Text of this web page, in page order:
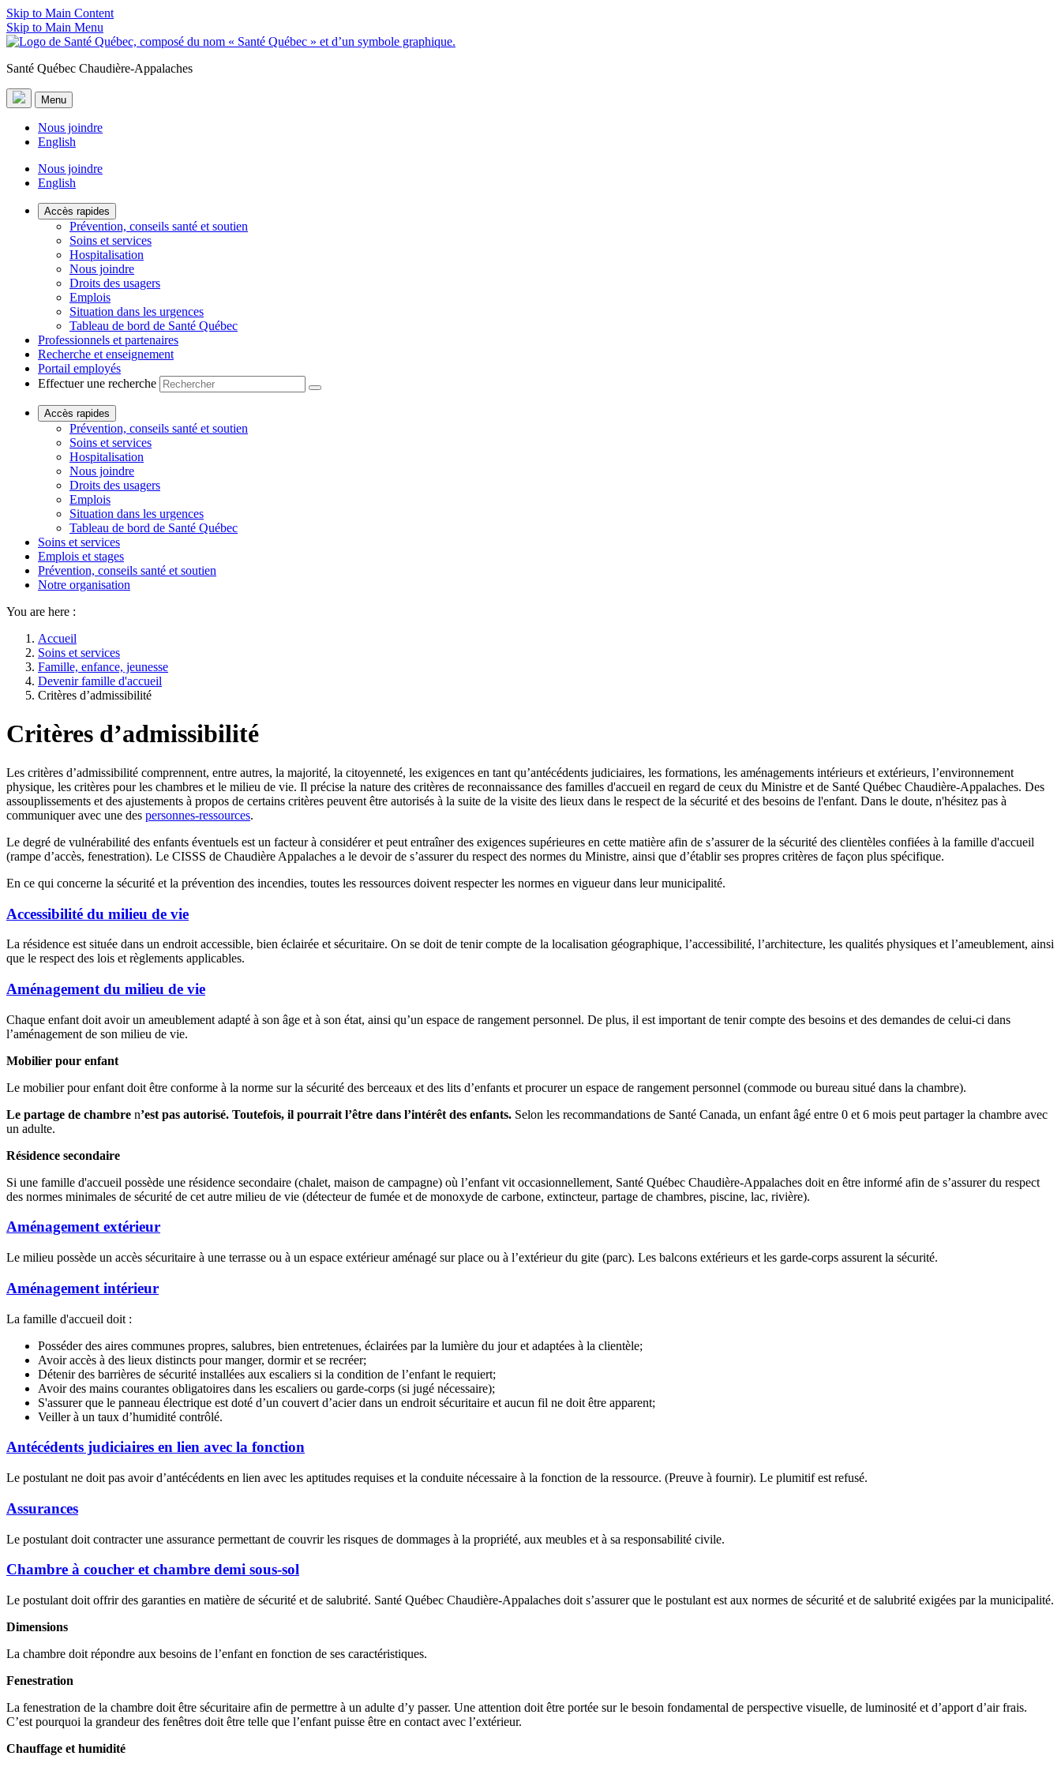
Skip to Main Content
Skip to Main Menu
Santé Québec Chaudière-Appalaches
Menu
Nous joindre
English
Nous joindre
English
Accès rapides
Prévention, conseils santé et soutien
Soins et services
Hospitalisation
Nous joindre
Droits des usagers
Emplois
Situation dans les urgences
Tableau de bord de Santé Québec
Professionnels et partenaires
Recherche et enseignement
Portail employés
Effectuer une recherche
Accès rapides
Prévention, conseils santé et soutien
Soins et services
Hospitalisation
Nous joindre
Droits des usagers
Emplois
Situation dans les urgences
Tableau de bord de Santé Québec
Soins et services
Emplois et stages
Prévention, conseils santé et soutien
Notre organisation
You are here :
Accueil
Soins et services
Famille, enfance, jeunesse
Devenir famille d'accueil
Critères d’admissibilité
Critères d’admissibilité
Les critères d’admissibilité comprennent, entre autres, la majorité, la citoyenneté, les exigences en tant qu’antécédents judiciaires, les formations, les aménagements intérieurs et extérieurs, l’environnement
physique, les critères pour les chambres et le milieu de vie. Il précise la nature des critères de reconnaissance des familles d'accueil en regard de ceux du Ministre et de Santé Québec Chaudière-Appalaches. Des
assouplissements et des ajustements à propos de certains critères peuvent être autorisés à la suite de la visite des lieux dans le respect de la sécurité et des besoins de l'enfant. Dans le doute, n'hésitez pas à
communiquer avec une des personnes-ressources.
Le degré de vulnérabilité des enfants éventuels est un facteur à considérer et peut entraîner des exigences supérieures en cette matière afin de s’assurer de la sécurité des clientèles confiées à la famille d'accueil
(rampe d’accès, fenestration). Le CISSS de Chaudière Appalaches a le devoir de s’assurer du respect des normes du Ministre, ainsi que d’établir ses propres critères de façon plus spécifique.
En ce qui concerne la sécurité et la prévention des incendies, toutes les ressources doivent respecter les normes en vigueur dans leur municipalité.
Accessibilité du milieu de vie
La résidence est située dans un endroit accessible, bien éclairée et sécuritaire. On se doit de tenir compte de la localisation géographique, l’accessibilité, l’architecture, les qualités physiques et l’ameublement, ainsi
que le respect des lois et règlements applicables.
Aménagement du milieu de vie
Chaque enfant doit avoir un ameublement adapté à son âge et à son état, ainsi qu’un espace de rangement personnel. De plus, il est important de tenir compte des besoins et des demandes de celui-ci dans
l’aménagement de son milieu de vie.
Mobilier pour enfant
Le mobilier pour enfant doit être conforme à la norme sur la sécurité des berceaux et des lits d’enfants et procurer un espace de rangement personnel (commode ou bureau situé dans la chambre).
Le partage de chambre n’est pas autorisé. Toutefois, il pourrait l’être dans l’intérêt des enfants. Selon les recommandations de Santé Canada, un enfant âgé entre 0 et 6 mois peut partager la chambre avec
un adulte.
Résidence secondaire
Si une famille d'accueil possède une résidence secondaire (chalet, maison de campagne) où l’enfant vit occasionnellement, Santé Québec Chaudière-Appalaches doit en être informé afin de s’assurer du respect
des normes minimales de sécurité de cet autre milieu de vie (détecteur de fumée et de monoxyde de carbone, extincteur, partage de chambres, piscine, lac, rivière).
Aménagement extérieur
Le milieu possède un accès sécuritaire à une terrasse ou à un espace extérieur aménagé sur place ou à l’extérieur du gite (parc). Les balcons extérieurs et les garde-corps assurent la sécurité.
Aménagement intérieur
La famille d'accueil doit :
Posséder des aires communes propres, salubres, bien entretenues, éclairées par la lumière du jour et adaptées à la clientèle;
Avoir accès à des lieux distincts pour manger, dormir et se recréer;
Détenir des barrières de sécurité installées aux escaliers si la condition de l’enfant le requiert;
Avoir des mains courantes obligatoires dans les escaliers ou garde-corps (si jugé nécessaire);
S'assurer que le panneau électrique est doté d’un couvert d’acier dans un endroit sécuritaire et aucun fil ne doit être apparent;
Veiller à un taux d’humidité contrôlé.
Antécédents judiciaires en lien avec la fonction
Le postulant ne doit pas avoir d’antécédents en lien avec les aptitudes requises et la conduite nécessaire à la fonction de la ressource. (Preuve à fournir). Le plumitif est refusé.
Assurances
Le postulant doit contracter une assurance permettant de couvrir les risques de dommages à la propriété, aux meubles et à sa responsabilité civile.
Chambre à coucher et chambre demi sous-sol
Le postulant doit offrir des garanties en matière de sécurité et de salubrité. Santé Québec Chaudière-Appalaches doit s’assurer que le postulant est aux normes de sécurité et de salubrité exigées par la municipalité.
Dimensions
La chambre doit répondre aux besoins de l’enfant en fonction de ses caractéristiques.
Fenestration
La fenestration de la chambre doit être sécuritaire afin de permettre à un adulte d’y passer. Une attention doit être portée sur le besoin fondamental de perspective visuelle, de luminosité et d’apport d’air frais.
C’est pourquoi la grandeur des fenêtres doit être telle que l’enfant puisse être en contact avec l’extérieur.
Chauffage et humidité